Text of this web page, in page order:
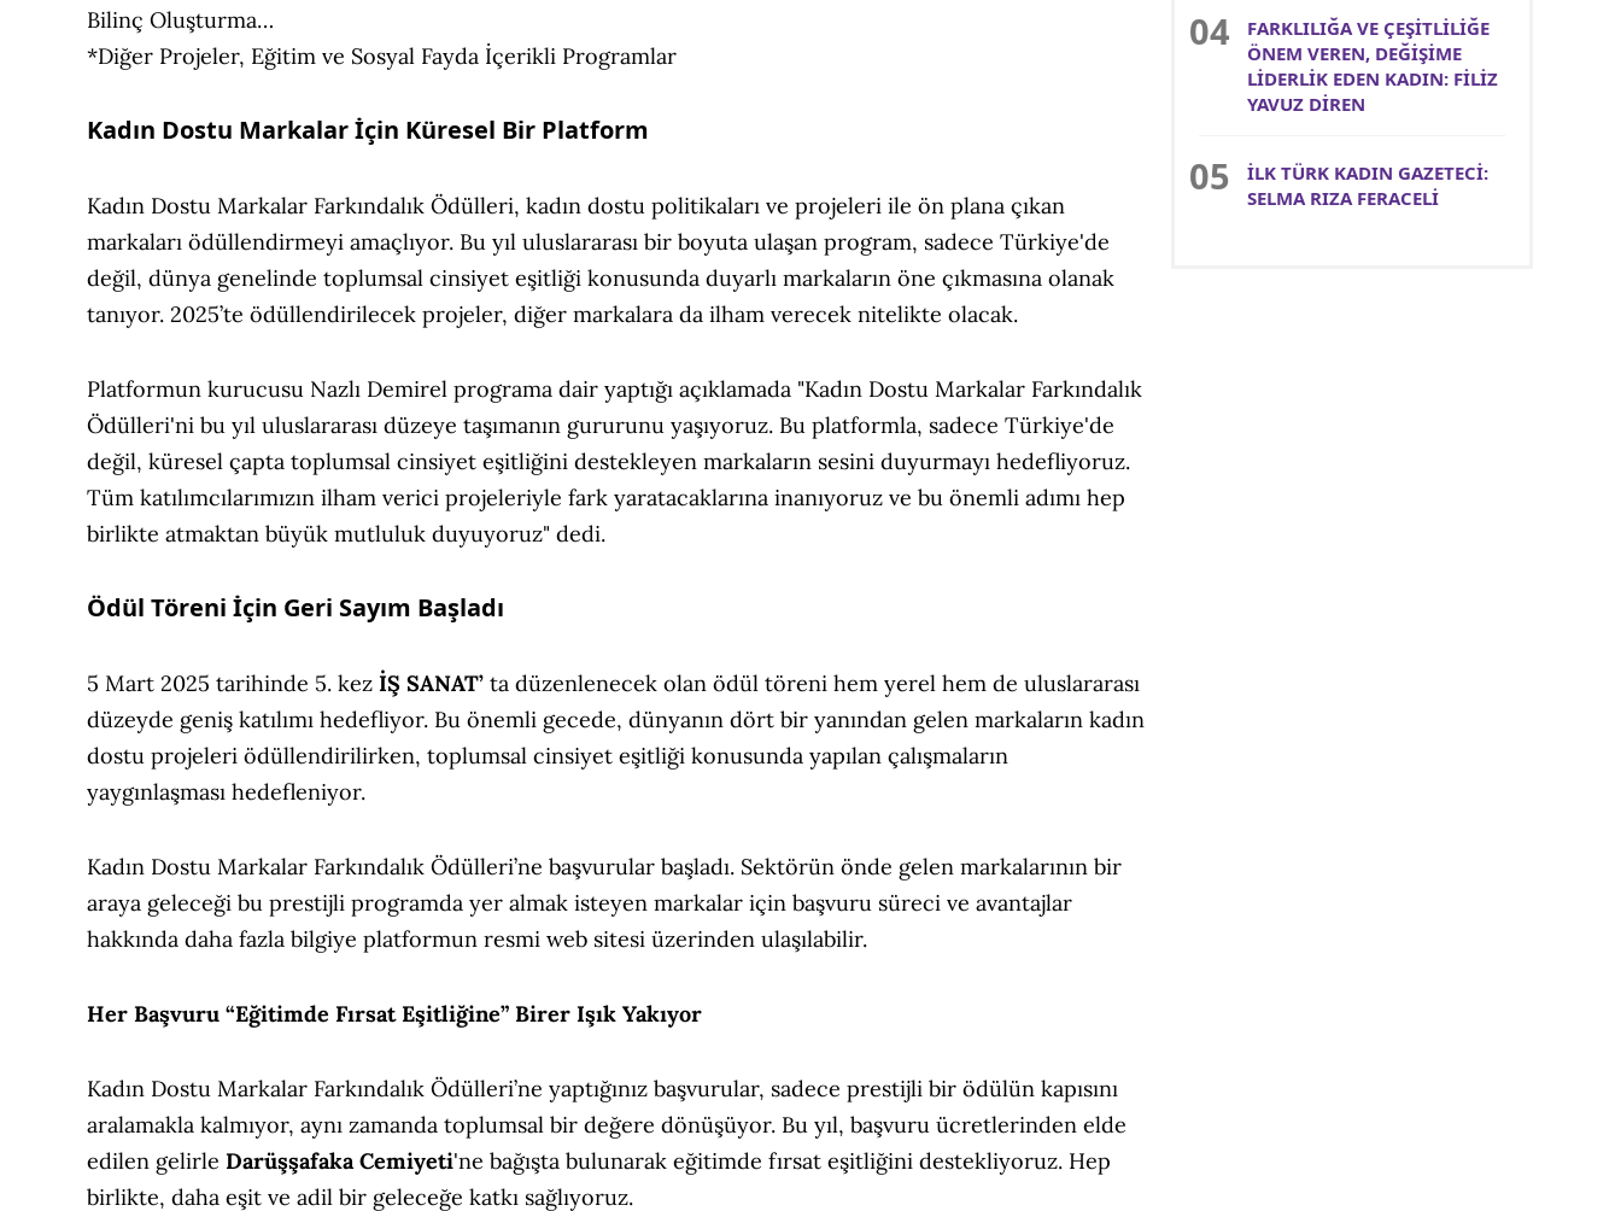
Bilinç Oluşturma…
*Diğer Projeler, Eğitim ve Sosyal Fayda İçerikli Programlar
Kadın Dostu Markalar İçin Küresel Bir Platform
Kadın Dostu Markalar Farkındalık Ödülleri, kadın dostu politikaları ve projeleri ile ön plana çıkan
markaları ödüllendirmeyi amaçlıyor. Bu yıl uluslararası bir boyuta ulaşan program, sadece Türkiye'de
değil, dünya genelinde toplumsal cinsiyet eşitliği konusunda duyarlı markaların öne çıkmasına olanak
tanıyor. 2025’te ödüllendirilecek projeler, diğer markalara da ilham verecek nitelikte olacak.
Platformun kurucusu Nazlı Demirel programa dair yaptığı açıklamada "Kadın Dostu Markalar Farkındalık
Ödülleri'ni bu yıl uluslararası düzeye taşımanın gururunu yaşıyoruz. Bu platformla, sadece Türkiye'de
değil, küresel çapta toplumsal cinsiyet eşitliğini destekleyen markaların sesini duyurmayı hedefliyoruz.
Tüm katılımcılarımızın ilham verici projeleriyle fark yaratacaklarına inanıyoruz ve bu önemli adımı hep
birlikte atmaktan büyük mutluluk duyuyoruz" dedi.
Ödül Töreni İçin Geri Sayım Başladı
5 Mart 2025 tarihinde 5. kez İŞ SANAT’ ta düzenlenecek olan ödül töreni hem yerel hem de uluslararası
düzeyde geniş katılımı hedefliyor. Bu önemli gecede, dünyanın dört bir yanından gelen markaların kadın
dostu projeleri ödüllendirilirken, toplumsal cinsiyet eşitliği konusunda yapılan çalışmaların
yaygınlaşması hedefleniyor.
Kadın Dostu Markalar Farkındalık Ödülleri’ne başvurular başladı. Sektörün önde gelen markalarının bir
araya geleceği bu prestijli programda yer almak isteyen markalar için başvuru süreci ve avantajlar
hakkında daha fazla bilgiye platformun resmi web sitesi üzerinden ulaşılabilir.
Her Başvuru “Eğitimde Fırsat Eşitliğine” Birer Işık Yakıyor
Kadın Dostu Markalar Farkındalık Ödülleri’ne yaptığınız başvurular, sadece prestijli bir ödülün kapısını
aralamakla kalmıyor, aynı zamanda toplumsal bir değere dönüşüyor. Bu yıl, başvuru ücretlerinden elde
edilen gelirle Darüşşafaka Cemiyeti'ne bağışta bulunarak eğitimde fırsat eşitliğini destekliyoruz. Hep
birlikte, daha eşit ve adil bir geleceğe katkı sağlıyoruz.
FARKLILIĞA VE ÇEŞİTLİLİĞE
ÖNEM VEREN, DEĞİŞİME
LİDERLİK EDEN KADIN: FİLİZ
YAVUZ DİREN
İLK TÜRK KADIN GAZETECİ:
SELMA RIZA FERACELİ